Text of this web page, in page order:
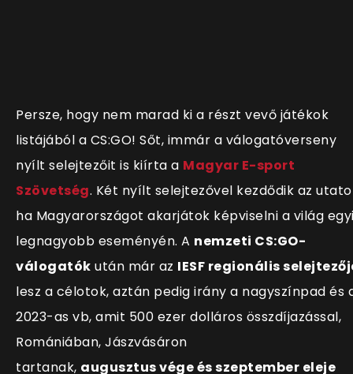
Persze, hogy nem marad ki a részt vevő játékok
listájából a CS:GO! Sőt, immár a válogatóverseny
nyílt selejtezőit is kiírta a Magyar E-sport
Szövetség. Két nyílt selejtezővel kezdődik az
ha Magyarországot akarjátok képviselni a világ
legnagyobb eseményén. A nemzeti CS:GO-
válogatók után már az IESF regionális
lesz a célotok, aztán pedig irány a nagyszínpad és
2023-as vb, amit 500 ezer dolláros összdíjazással,
Romániában, Jászvásáron
tartanak, augusztus vége és szeptember eleje